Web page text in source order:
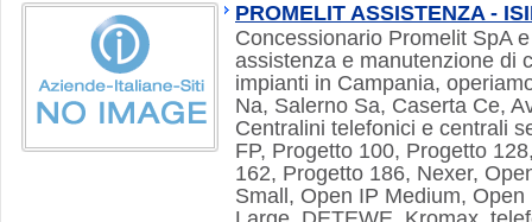
PROMELIT ASSISTENZA -
Concessionario Promelit SpA
assistenza e manutenzione di
impianti in Campania,
Na, Salerno Sa, Caserta Ce,
Centralini telefonici e centrali
FP, Progetto 100, Progetto
162, Progetto 186, Nexer,
Small, Open IP Medium,